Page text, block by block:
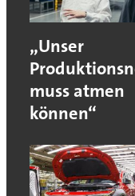
„Unser
muss atmen
können“